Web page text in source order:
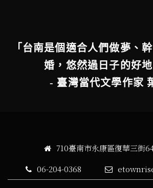
「台南是個適合人們做夢、
婚，悠然過日子的好地
- 臺灣當代文學作家
710臺南市永康區復華三街
06-204-0368